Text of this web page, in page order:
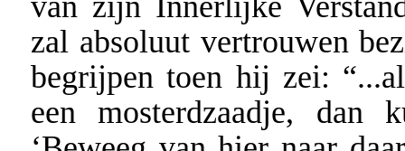
zal absoluut vertrouwen
begrijpen toen hij zei:
een mosterdzaadje, dan